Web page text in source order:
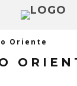
Oriente